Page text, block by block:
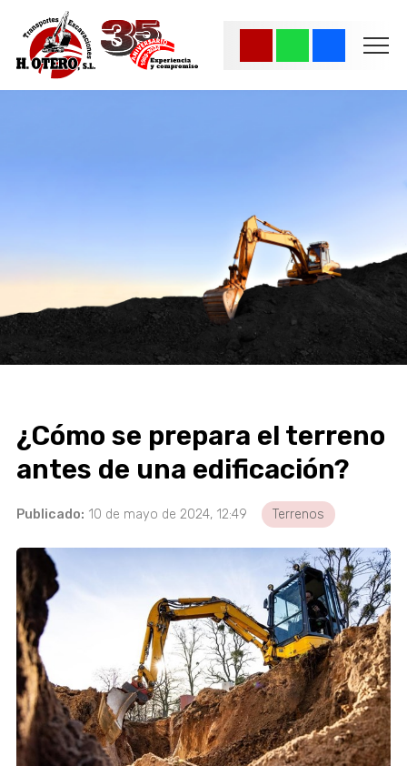
¿Cómo se prepara el terreno
antes de una edificación?
Publicado: 10 de mayo de 2024, 12:49 Terrenos